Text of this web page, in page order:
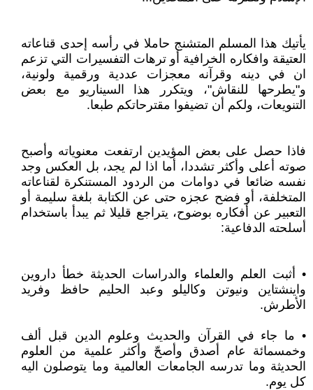
يأتيك هذا المسلم المتشنج حاملا في رأسه إحدى قناعاته
العتيقة وافكاره الخرافية أو ترهات التفسيرات التي تزعم
ان في دينه وقرآنه معجزات عددية ورقمية ولونية،
و"يطرحها للنقاش"، ويتكرر هذا السيناريو مع بعض
التنويعات، ولكم أن تضيفوا مقترحاتكم طبعا.
فاذا حصل على بعض المؤيدين ارتفعت معنوياته وأصبح
صوته أعلى وأكثر تشددا، أما اذا لم يجد، بل العكس وجد
نفسه ضائعا في دوامات من الردود المستنكرة لقناعاته
المتخلفة، أو فضح عجزه حتى عن الكتابة بلغة سليمة أو
التعبير عن أفكاره بوضوح، يتراجع قليلا ثم يبدأ باستخدام
أسلحته الدفاعية:
• أثبت العلم والعلماء والدراسات الحديثة خطأ داروين
واينشتاين ونيوتن وكاليلو وعبد الحليم حافظ وفريد
الأطرش.
• ما جاء في القرآن والحديث وعلوم الدين قبل ألف
وخمسمائة عام أصدق وأصحّ وأكثر علمية من العلوم
الحديثة وما تدرسه الجامعات العالمية وما يتوصلون اليه
كل يوم.